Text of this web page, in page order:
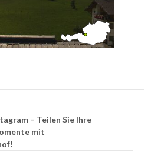
– Teilen Sie Ihre
mit